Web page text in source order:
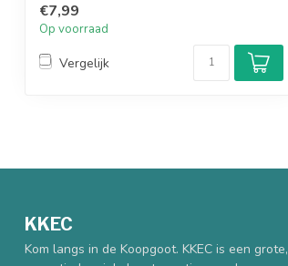
€7,99
Op voorraad
Vergelijk
KKEC
Kom langs in de Koopgoot. KKEC is een grote,